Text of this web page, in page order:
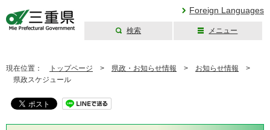
Foreign Languages
検索 メニュー
現在位置： トップページ > 県政・お知らせ情報 > お知らせ情報 >
県政スケジュール